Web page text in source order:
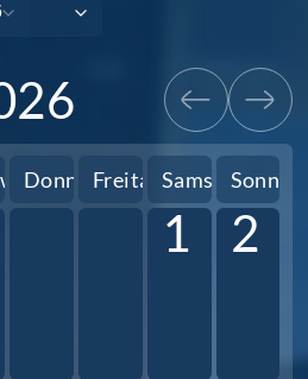
Donnerstag
FreitagSamstag
1 2